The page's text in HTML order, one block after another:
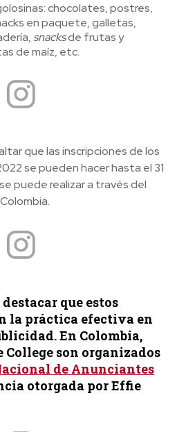
chocolates, postres,
en paquete, galletas,
snacksde frutas y
de maíz, etc.
que las inscripciones de los
se pueden hacer hasta el 31
puede realizar a través del
que estos
la práctica efectiva en
En Colombia,
son organizados
de Anunciantes
otorgada por Effie